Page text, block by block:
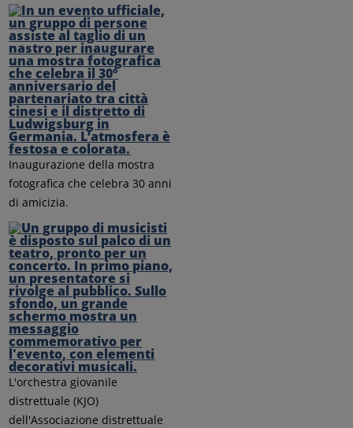
Inaugurazione della mostra
fotografica che celebra 30 anni
di amicizia.
L'orchestra giovanile
distrettuale (KJO)
dell'Associazione distrettuale